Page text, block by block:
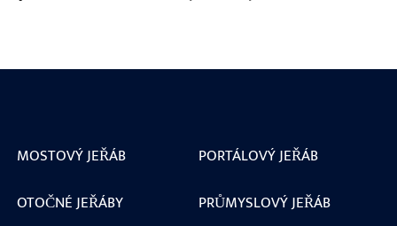
MOSTOVÝ JEŘÁB
PORTÁLOVÝ JEŘÁB
OTOČNÉ JEŘÁBY
PRŮMYSLOVÝ JEŘÁB